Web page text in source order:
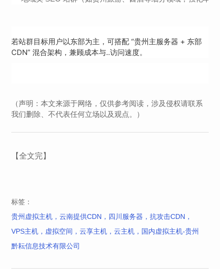
若站群目标用户以东部为主，可搭配 “贵州主服务器 + 东部
CDN” 混合架构，兼顾成本与..访问速度。
（声明：本文来源于网络，仅供参考阅读，涉及侵权请联系
我们删除、不代表任何立场以及观点。）
【全文完】
标签：
贵州虚拟主机，云南提供CDN，四川服务器，抗攻击CDN，
VPS主机，虚拟空间，云享主机，云主机，国内虚拟主机-贵州
黔耘信息技术有限公司